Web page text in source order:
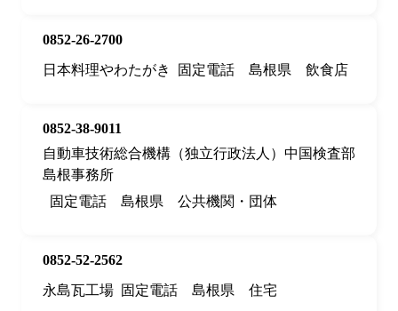
0852-26-2700
日本料理やわたがき
固定電話 島根県 飲食店
0852-38-9011
自動車技術総合機構（独立行政法人）中国検査部
島根事務所
固定電話
島根県 公共機関・団体
0852-52-2562
永島瓦工場 固定電話 島根県 住宅